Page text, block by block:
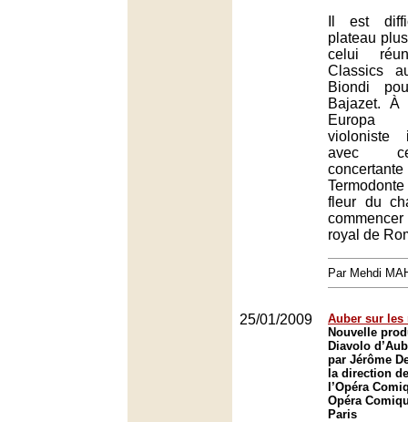
Il est
plateau
celui
Classics
Biondi
Bajazet.
Europa
violoniste
avec
fleur du
royal de
Par Mehdi
25/01/2009
Auber sur les
Nouvelle
Diavolo
par Jérôme
la direction
l’Opéra
Opéra
Paris